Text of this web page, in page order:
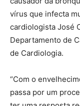
vírus que infecta
cardiologista José
Departamento de
de Cardiologia.
“Com o
passa por um